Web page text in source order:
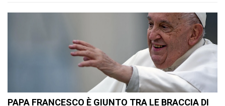
PAPA FRANCESCO È GIUNTO TRA LE BRACCIA DI